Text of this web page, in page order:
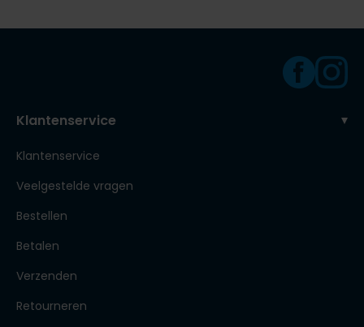
Klantenservice
Klantenservice
Veelgestelde vragen
Bestellen
Betalen
Verzenden
Retourneren